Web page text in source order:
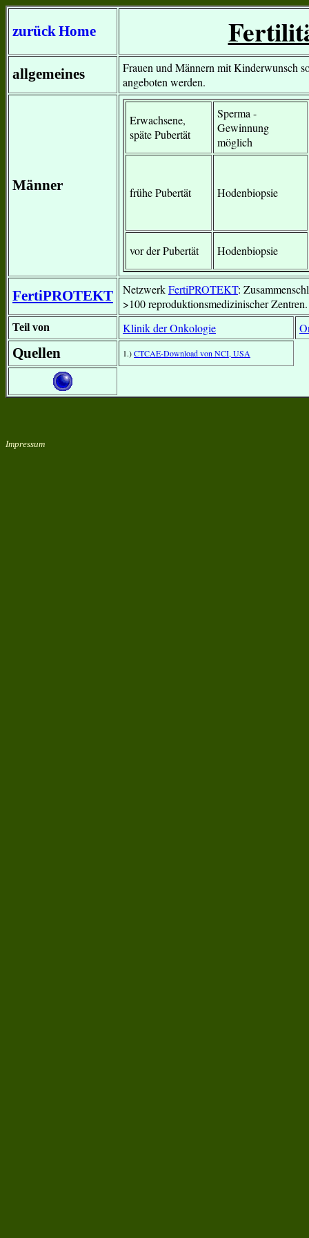
zurückHome
allgemeines
Frauen und Männern mit Kinderwunsch
angeboten werden.
Männer
Erwachsene,
späte Pubertät
Sperma -
Gewinnung
möglich
frühe Pubertät Hodenbiopsie
vor der Pubertät Hodenbiopsie
FertiPROTEKT NetzwerkFertiPROTEKT:
>100 reproduktionsmedizinischer Zentren.
Teil von Klinik der Onkologie
Quellen 1.)CTCAE-Download von NCI, USA
Impressum